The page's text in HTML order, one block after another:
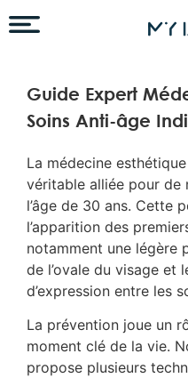
Guide Expert
Soins Anti-âge
La médecine
véritable alliée pour de
l’âge de 30 ans. Cette
l’apparition des
notamment une légère
de l’ovale du visage et
d’expression entre les
La prévention joue un
moment clé de la vie.
propose plusieurs